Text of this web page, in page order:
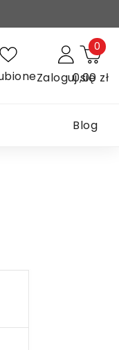
Zaloguj się
0,00 zł
0
Blog